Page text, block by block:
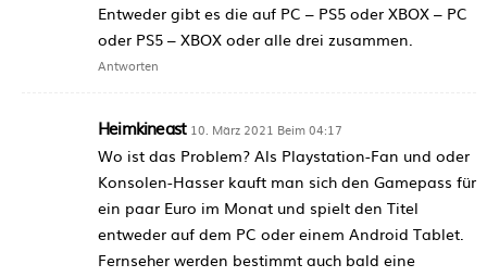
Entweder gibt es die auf PC – PS5 oder XBOX – PC
oder PS5 – XBOX oder alle drei zusammen.
Antworten
Heimkineast 10. März 2021 Beim 04:17
Wo ist das Problem? Als Playstation-Fan und oder
Konsolen-Hasser kauft man sich den Gamepass für
ein paar Euro im Monat und spielt den Titel
entweder auf dem PC oder einem Android Tablet.
Fernseher werden bestimmt auch bald eine